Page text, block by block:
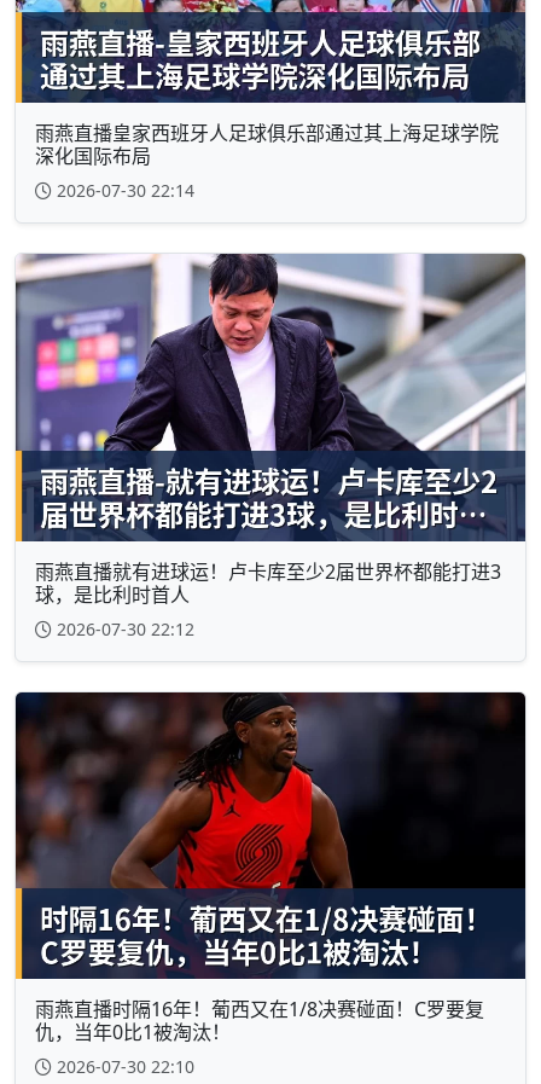
雨燕直播皇家西班牙人足球俱乐部通过其上海足球学院
深化国际布局
2026-07-30 22:14
雨燕直播就有进球运！卢卡库至少2届世界杯都能打进3
球，是比利时首人
2026-07-30 22:12
雨燕直播时隔16年！葡西又在1/8决赛碰面！C罗要复
仇，当年0比1被淘汰！
2026-07-30 22:10